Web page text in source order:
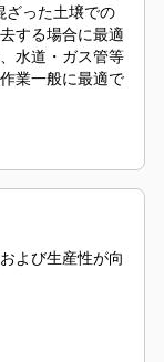
った土壌での
する場合に最適
水道・ガス管等
業一般に最適で
よび生産性が向